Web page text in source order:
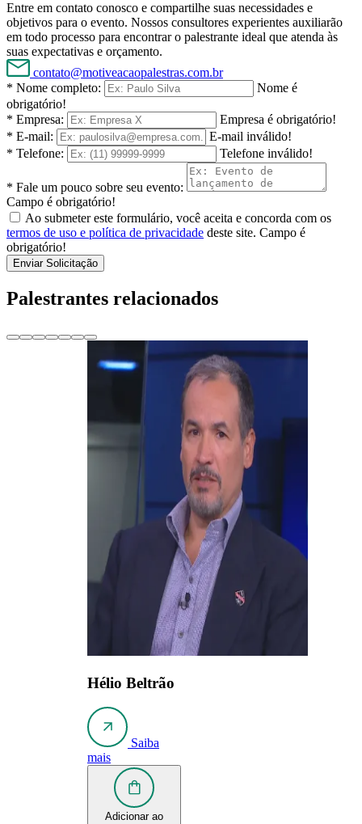
Entre em contato conosco e compartilhe suas necessidades e
objetivos para o evento. Nossos consultores experientes auxiliarão
em todo processo para encontrar o palestrante ideal que atenda às
suas expectativas e orçamento.
contato@motiveacaopalestras.com.br
* Nome completo:
Nome é
obrigatório!
* Empresa:
Empresa é obrigatório!
* E-mail:
E-mail inválido!
* Telefone:
Telefone inválido!
* Fale um pouco sobre seu evento:
Campo é obrigatório!
Ao submeter este formulário, você aceita e concorda com os
termos de uso e política de privacidade deste site. Campo é
obrigatório!
Enviar Solicitação
Palestrantes relacionados
Hélio Beltrão
Saiba
mais
Adicionar ao